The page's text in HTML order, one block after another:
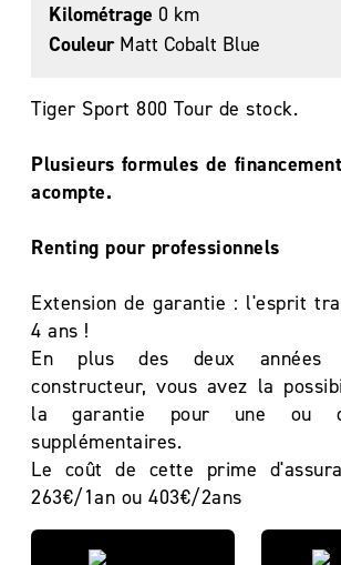
Kilométrage 0 km
CouleurMatt Cobalt Blue
Tiger Sport 800 Tour de stock.
Plusieurs formules de
acompte.
Renting pour professionnels
Extension de garantie : l'esprit
4 ans !
En plus des deux années
constructeur, vous avez la
la garantie pour une ou
supplémentaires.
Le coût de cette prime
263€/1an ou 403€/2ans